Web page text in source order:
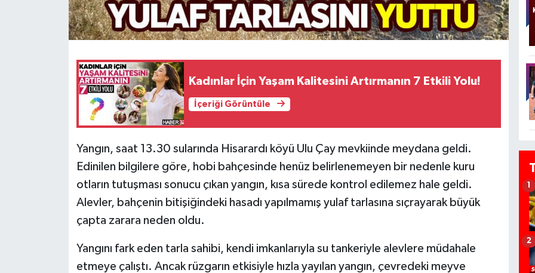
Kadınlar İçin Yaşam Kalitesini Artırmanın 7 Etkili Yolu!
İçeriği Görüntüle
Yangın, saat 13.30 sularında Hisarardı köyü Ulu Çay mevkiinde meydana geldi.
Edinilen bilgilere göre, hobi bahçesinde henüz belirlenemeyen bir nedenle kuru
otların tutuşması sonucu çıkan yangın, kısa sürede kontrol edilemez hale geldi.
Alevler, bahçenin bitişiğindeki hasadı yapılmamış yulaf tarlasına sıçrayarak büyük
çapta zarara neden oldu.
Yangını fark eden tarla sahibi, kendi imkanlarıyla su tankeriyle alevlere müdahale
etmeye çalıştı. Ancak rüzgarın etkisiyle hızla yayılan yangın, çevredeki meyve
1
2
RESMİ İLANLAR
Tarihi Yapılarımız